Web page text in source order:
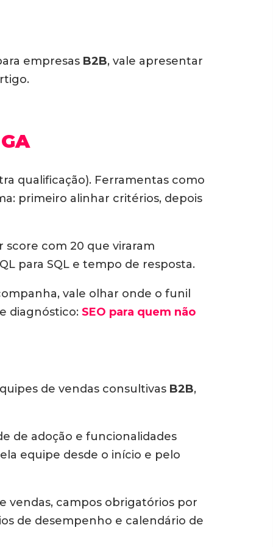
empresas B2B, vale apresentar
qualificação). Ferramentas como
primeiro alinhar critérios, depois
score com 20 que viraram
para SQL e tempo de resposta.
vale olhar onde o funil
diagnóstico: SEO para quem não
de vendas consultivas B2B,
de adoção e funcionalidades
equipe desde o início e pelo
vendas, campos obrigatórios por
de desempenho e calendário de